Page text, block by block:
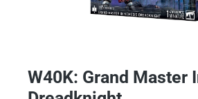
W40K: Grand Master